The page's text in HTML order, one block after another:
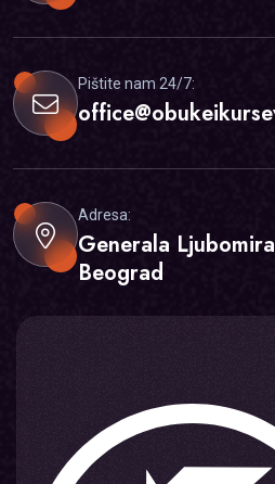
Pištite nam 24/7:
Adresa:
Generala
Beograd